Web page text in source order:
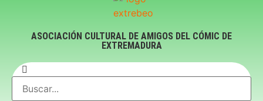
ASOCIACIÓN CULTURAL DE AMIGOS DEL CÓMIC DE
EXTREMADURA